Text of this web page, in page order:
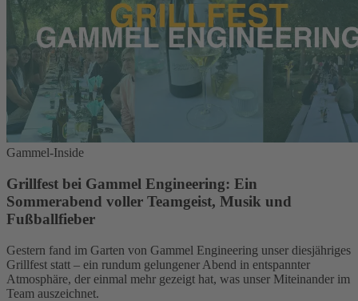
Gammel-Inside
Grillfest bei Gammel Engineering: Ein
Sommerabend voller Teamgeist, Musik und
Fußballfieber
Gestern fand im Garten von Gammel Engineering unser diesjähriges
Grillfest statt – ein rundum gelungener Abend in entspannter
Atmosphäre, der einmal mehr gezeigt hat, was unser Miteinander im
Team auszeichnet.